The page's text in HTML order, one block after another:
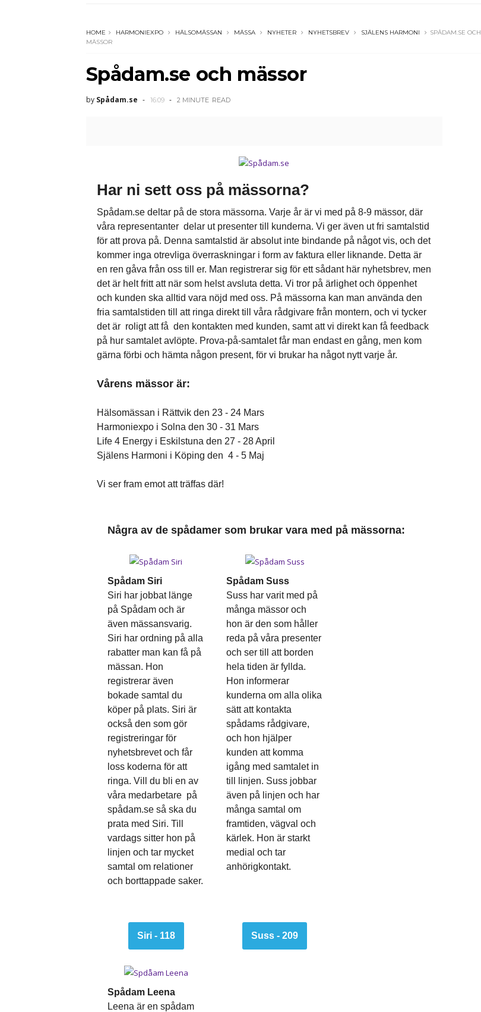
HOME HARMONIEXPO HÄLSOMÄSSAN MÄSSA NYHETER NYHETSBREV SJÄLENS HARMONI
SPÅDAM.SE OCH
MÄSSOR
Spådam.se och mässor
by Spådam.se 16:09 2 MINUTE READ
Har ni sett oss på mässorna?
Spådam.se deltar på de stora mässorna. Varje år är vi med på 8-9 mässor, där
våra representanter delar ut presenter till kunderna. Vi ger även ut fri samtalstid
för att prova på. Denna samtalstid är absolut inte bindande på något vis, och det
kommer inga otrevliga överraskningar i form av faktura eller liknande. Detta är
en ren gåva från oss till er. Man registrerar sig för ett sådant här nyhetsbrev, men
det är helt fritt att när som helst avsluta detta. Vi tror på ärlighet och öppenhet
och kunden ska alltid vara nöjd med oss. På mässorna kan man använda den
fria samtalstiden till att ringa direkt till våra rådgivare från montern, och vi tycker
det är roligt att få den kontakten med kunden, samt att vi direkt kan få feedback
på hur samtalet avlöpte. Prova-på-samtalet får man endast en gång, men kom
gärna förbi och hämta någon present, för vi brukar ha något nytt varje år.
Vårens mässor är:
Hälsomässan i Rättvik den 23 - 24 Mars
Harmoniexpo i Solna den 30 - 31 Mars
Life 4 Energy i Eskilstuna den 27 - 28 April
Själens Harmoni i Köping den 4 - 5 Maj
Vi ser fram emot att träffas där!
Några av de spådamer som brukar vara med på mässorna:
Spådam Siri
Siri har jobbat länge
på Spådam och är
även mässansvarig.
Siri har ordning på alla
rabatter man kan få på
mässan. Hon
registrerar även
bokade samtal du
köper på plats. Siri är
också den som gör
registreringar för
nyhetsbrevet och får
loss koderna för att
ringa. Vill du bli en av
våra medarbetare på
spådam.se så ska du
prata med Siri. Till
vardags sitter hon på
linjen och tar mycket
samtal om relationer
och borttappade saker.
Siri - 118
Spådam Suss
Suss har varit med på
många mässor och
hon är den som håller
reda på våra presenter
och ser till att borden
hela tiden är fyllda.
Hon informerar
kunderna om alla olika
sätt att kontakta
spådams rådgivare,
och hon hjälper
kunden att komma
igång med samtalet in
till linjen. Suss jobbar
även på linjen och har
många samtal om
framtiden, vägval och
kärlek. Hon är starkt
medial och tar
anhörigkontakt.
Suss - 209
Spådam Leena
Leena är en spådam